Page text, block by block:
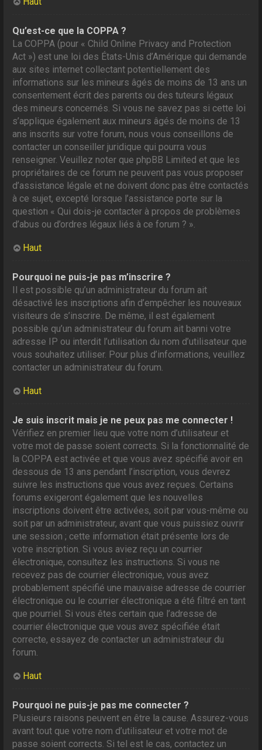
Qu’est-ce que la COPPA ?
La COPPA (pour « Child Online Privacy and Protection
Act ») est une loi des États-Unis d’Amérique qui demande
aux sites internet collectant potentiellement des
informations sur les mineurs âgés de moins de 13 ans un
consentement écrit des parents ou des tuteurs légaux
des mineurs concernés. Si vous ne savez pas si cette loi
s’applique également aux mineurs âgés de moins de 13
ans inscrits sur votre forum, nous vous conseillons de
contacter un conseiller juridique qui pourra vous
renseigner. Veuillez noter que phpBB Limited et que les
propriétaires de ce forum ne peuvent pas vous proposer
d’assistance légale et ne doivent donc pas être contactés
à ce sujet, excepté lorsque l’assistance porte sur la
question « Qui dois-je contacter à propos de problèmes
d’abus ou d’ordres légaux liés à ce forum ? ».
Haut
Pourquoi ne puis-je pas m’inscrire ?
Il est possible qu’un administrateur du forum ait
désactivé les inscriptions afin d’empêcher les nouveaux
visiteurs de s’inscrire. De même, il est également
possible qu’un administrateur du forum ait banni votre
adresse IP ou interdit l’utilisation du nom d’utilisateur que
vous souhaitez utiliser. Pour plus d’informations, veuillez
contacter un administrateur du forum.
Haut
Je suis inscrit mais je ne peux pas me connecter !
Vérifiez en premier lieu que votre nom d’utilisateur et
votre mot de passe soient corrects. Si la fonctionnalité de
la COPPA est activée et que vous avez spécifié avoir en
dessous de 13 ans pendant l’inscription, vous devrez
suivre les instructions que vous avez reçues. Certains
forums exigeront également que les nouvelles
inscriptions doivent être activées, soit par vous-même ou
soit par un administrateur, avant que vous puissiez ouvrir
une session ; cette information était présente lors de
votre inscription. Si vous aviez reçu un courrier
électronique, consultez les instructions. Si vous ne
recevez pas de courrier électronique, vous avez
probablement spécifié une mauvaise adresse de courrier
électronique ou le courrier électronique a été filtré en tant
que pourriel. Si vous êtes certain que l’adresse de
courrier électronique que vous avez spécifiée était
correcte, essayez de contacter un administrateur du
forum.
Haut
Pourquoi ne puis-je pas me connecter ?
Plusieurs raisons peuvent en être la cause. Assurez-vous
avant tout que votre nom d’utilisateur et votre mot de
passe soient corrects. Si tel est le cas, contactez un